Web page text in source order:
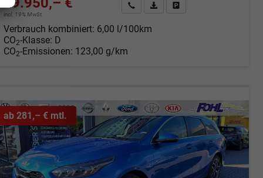
incl. 19% MwSt.
Angebot anfordern
Fahrzeugexpose (PDF)
Fahrzeug parken
Verbrauch kombiniert: 6,00 l/100km
CO2-Klasse: D
CO2-Emissionen: 123,00 g/km
ab 281,– € mtl.